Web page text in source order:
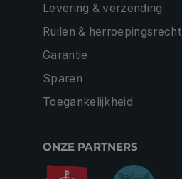
Levering & verzending
Ruilen & herroepingsrecht
Garantie
Sparen
Toegankelijkheid
ONZE PARTNERS